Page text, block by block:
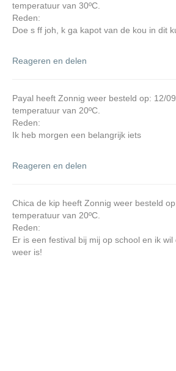
temperatuur van 30ºC.
Reden:
Doe s ff joh, k ga kapot van de kou in dit
Reageren en delen
Payal heeft Zonnig weer besteld op: 12/
temperatuur van 20ºC.
Reden:
Ik heb morgen een belangrijk iets
Reageren en delen
Chica de kip heeft Zonnig weer besteld
temperatuur van 20ºC.
Reden:
Er is een festival bij mij op school en ik
weer is!